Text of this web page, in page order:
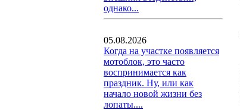
однако...
05.08.2026
Когда на участке появляется
мотоблок, это часто
воспринимается как
праздник. Ну, или как
начало новой жизни без
лопаты....